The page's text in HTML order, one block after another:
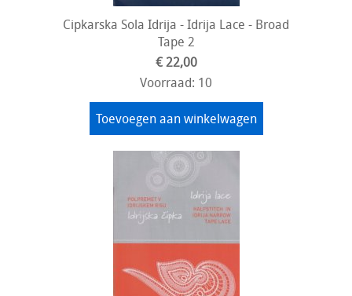
Cipkarska Sola Idrija - Idrija Lace - Broad
Tape 2
€ 22,00
Voorraad: 10
Toevoegen aan winkelwagen